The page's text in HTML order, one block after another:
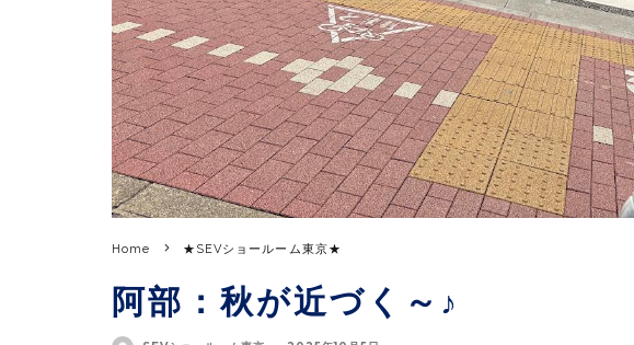
Home ★SEVショールーム東京★
阿部：秋が近づく～♪